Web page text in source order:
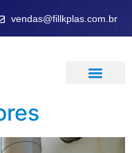
vendas@fillkplas.com.br